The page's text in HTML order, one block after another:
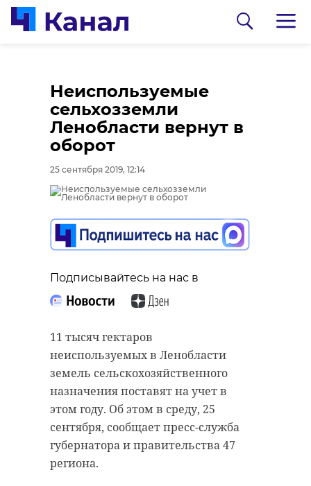
Неиспользуемые
сельхозземли
Ленобласти вернут в
оборот
25 сентября 2019, 12:14
Подписывайтесь на нас в
11 тысяч гектаров
неиспользуемых в Ленобласти
земель сельскохозяйственного
назначения поставят на учет в
этом году. Об этом в среду, 25
сентября, сообщает пресс-служба
губернатора и правительства 47
региона.
0:00 / 0:00
В Гатчинском районе
добровольцы
реставрируют
привидениями” XIX
века
Подписывайтесь на нас в
0:00 / 0:00
Сосновоборец
разгадал тайну
могилы на
и узнал много нового
об истории города
Подписывайтесь на нас в